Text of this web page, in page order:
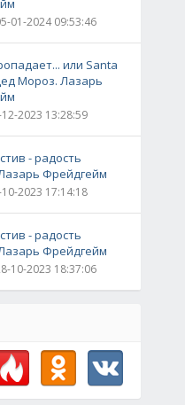
01-2024 09:53:46
или Santa
Мороз. Лазарь
2023 13:28:59
- радость
Фрейдгейм
2023 17:14:18
- радость
Фрейдгейм
10-2023 18:37:06